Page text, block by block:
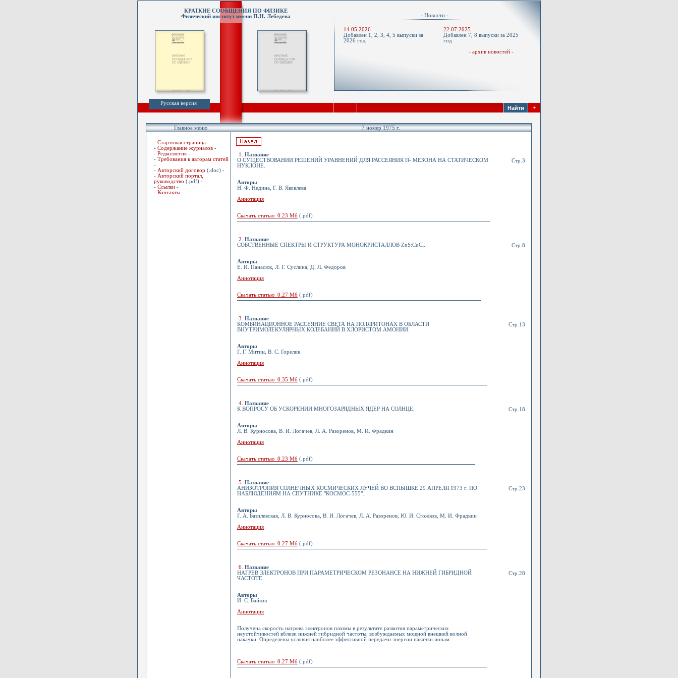
КРАТКИЕ СООБЩЕНИЯ ПО ФИЗИКЕ
Физический институт имени П.Н. Лебедева
- Новости -
14.05.2026
Добавлен 1, 2, 3, 4, 5 выпуски за
2026 год
22.07.2025
Добавлен 7, 8 выпуски за 2025
год
- архив новостей -
Русская версия
+
Главное меню 7 номер 1975 г.
- Стартовая страница -
- Содержание журналов -
- Редколлегия -
- Требования к авторам статей
-
- Авторский договор (.doc) -
- Авторский портал,
руководство (.pdf) -
- Ссылки -
- Контакты -
1
Название
О СУЩЕСТВОВАНИИ РЕШЕНИЙ УРАВНЕНИЙ ДЛЯ РАССЕЯНИЯ П- МЕЗОНА НА СТАТИЧЕСКОМ
НУКЛОНЕ.
Авторы
Н. Ф. Недина, Г. В. Яковлева
Аннотация
Скачать статью 0.23 Мб (.pdf)
Стр.3
2
Название
СОБСТВЕННЫЕ СПЕКТРЫ И СТРУКТУРА МОНОКРИСТАЛЛОВ ZnS:CuCl.
Авторы
Е. И. Панасюк, Л. Г. Суслина, Д. Л. Федоров
Аннотация
Скачать статью 0.27 Мб (.pdf)
Стр.8
3
Название
КОМБИНАЦИОННОЕ РАССЕЯНИЕ СВЕТА НА ПОЛЯРИТОНАХ В ОБЛАСТИ
ВНУТРИМОЛЕКУЛЯРНЫХ КОЛЕБАНИЙ В ХЛОРИСТОМ АМОНИИ.
Авторы
Г. Г. Митин, В. С. Горелик
Аннотация
Скачать статью 0.35 Мб (.pdf)
Стр.13
4 Название
К ВОПРОСУ ОБ УСКОРЕНИИ МНОГОЗАРЯДНЫХ ЯДЕР НА СОЛНЦЕ.
Авторы
Л. В. Курносова, В. И. Логачев, Л. А. Разоренов, М. И. Фрадкин
Аннотация
Скачать статью 0.23 Мб (.pdf)
Стр.18
5
Название
АНИЗОТРОПИЯ СОЛНЕЧНЫХ КОСМИЧЕСКИХ ЛУЧЕЙ ВО ВСПЫШКЕ 29 АПРЕЛЯ 1973 г. ПО
НАБЛЮДЕНИЯМ НА СПУТНИКЕ "КОСМОС-555".
Авторы
Г. А. Базилевская, Л. В. Курносова, В. И. Логачев, Л. А. Разоренов, Ю. И. Стожков, М. И. Фрадкин
Аннотация
Скачать статью 0.27 Мб (.pdf)
Стр.23
6 Название
НАГРЕВ ЭЛЕКТРОНОВ ПРИ ПАРАМЕТРИЧЕСКОМ РЕЗОНАНСЕ НА НИЖНЕЙ ГИБРИДНОЙ
ЧАСТОТЕ.
Авторы
И. С. Байков
Аннотация
Получена скорость нагрева электронов плазмы в результате развития параметрических
неустойчивостей вблизи нижней гибридной частоты, возбуждаемых мощной внешней волной
накачки. Определены условия наиболее эффективной передачи энергии накачки ионам.
Скачать статью 0.27 Мб (.pdf)
Стр.28